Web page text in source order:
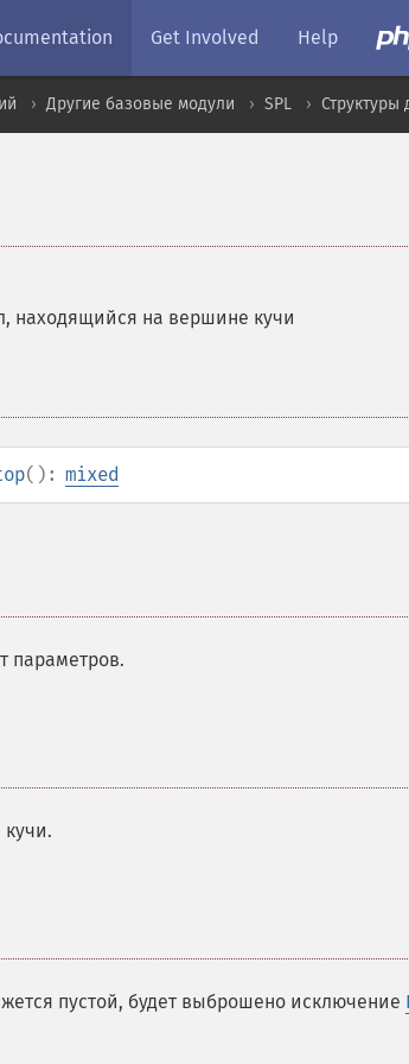
Get Involved Help
Другие базовые модули SPL Структуры
находящийся на вершине кучи
(): mixed
параметров.
пустой, будет выброшено исключение